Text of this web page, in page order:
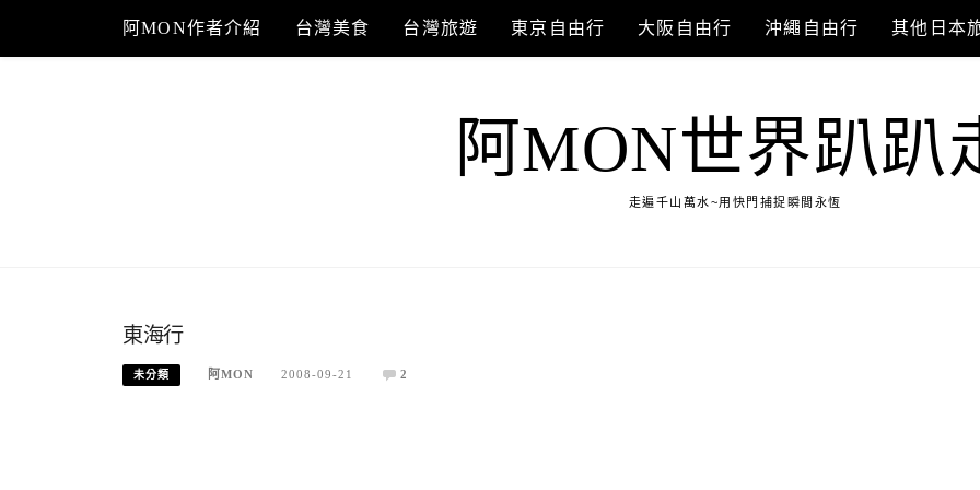
content
阿MON作者介紹 台灣美食 台灣旅遊 東京自由行 大阪自由行 沖繩自由行 其他日本
阿MON世界趴趴
走遍千山萬水~用快門捕捉瞬間永恆
東海行
未分類 阿MON 2008-09-21 2